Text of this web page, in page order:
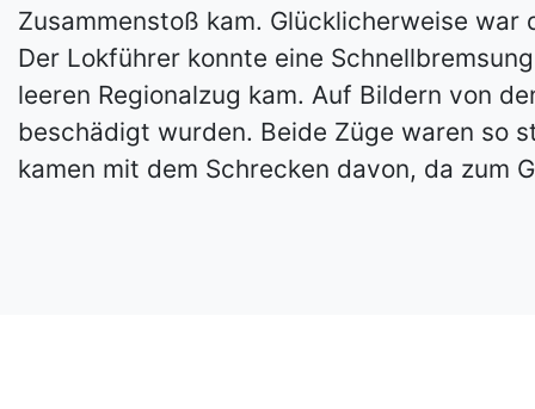
Zusammenstoß kam. Glücklicherweise
Der Lokführer konnte eine
leeren Regionalzug kam. Auf Bildern von
beschädigt wurden. Beide Züge waren so
kamen mit dem Schrecken davon, da zum